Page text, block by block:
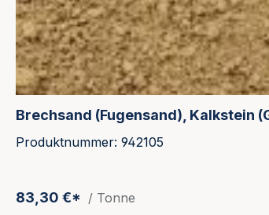
Brechsand (Fugensand), Kalkstein
Produktnummer: 942105
83,30 €* / Tonne